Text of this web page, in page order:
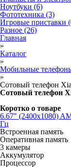
Ноутбуки (6)
Фототехника (3)
Игровые приставки
Разное (26)
Главная
»
Каталог
»
Мобильные
»
Сотовый телефон
Сотовый телефон
Коротко о товаре
6.67" (2400x1080)
Гц
Встроенная память
Оперативная память
3 камеры
Аккумулятор
Процессор